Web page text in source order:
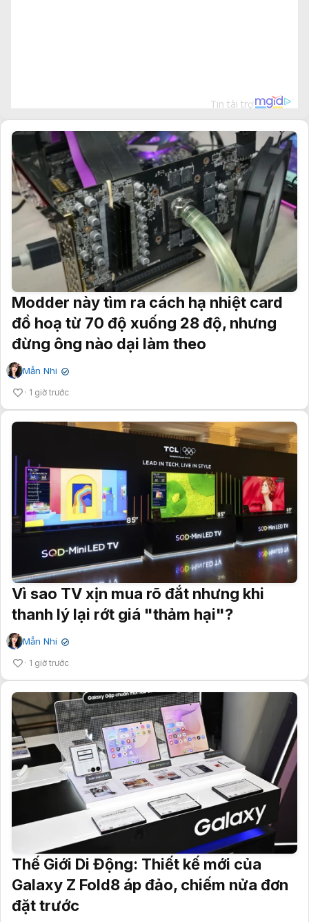
Modder này tìm ra cách hạ nhiệt card
đồ hoạ từ 70 độ xuống 28 độ, nhưng
đừng ông nào dại làm theo
Mẫn Nhi ✔
1 giờ trước
Vì sao TV xịn mua rõ đắt nhưng khi
thanh lý lại rớt giá "thảm hại"?
Mẫn Nhi ✔
1 giờ trước
Thế Giới Di Động: Thiết kế mới của
Galaxy Z Fold8 áp đảo, chiếm nửa đơn
đặt trước